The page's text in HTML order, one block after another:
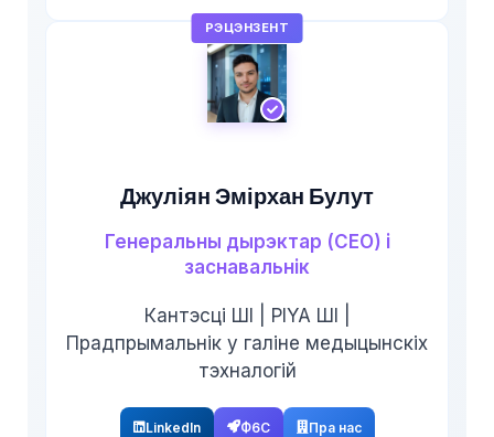
РЭЦЭНЗЕНТ
Джуліян Эмірхан Булут
Генеральны дырэктар (CEO) і
заснавальнік
Кантэсці ШІ | PIYA ШІ |
Прадпрымальнік у галіне медыцынскіх
тэхналогій
LinkedIn Ф6С Пра нас